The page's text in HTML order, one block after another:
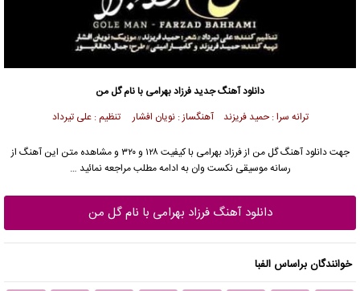
دانلود آهنگ جدیدفرزاد بهرامی با نام گل من
ترانه سرا : حمید فریزند آهنگساز : نویان افشار تنظیم : علی تیرداد
جهت دانلود آهنگ گل من ازفرزاد بهرامی
با کیفیت ۱۲۸ و ۳۲۰ و مشاهده متن این آهنگ از
رسانه موسیقی نکست وان به ادامه مطلب مراجعه نمائید …
دانلود آهنگ فرزاد بهرامی با نام گل من
خوانندگان براساس الفبا